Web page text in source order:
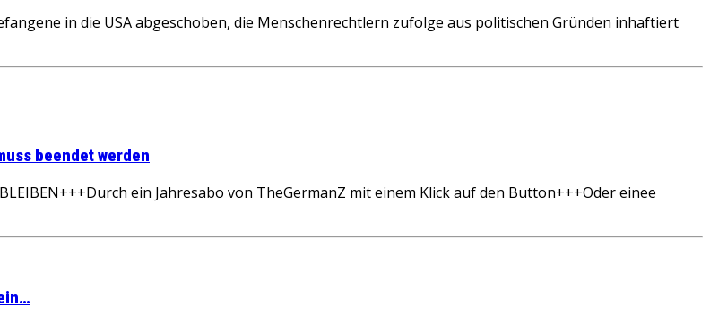
in die USA abgeschoben, die Menschenrechtlern zufolge aus politischen Gründen inhaftiert
beendet werden
ein Jahresabo von TheGermanZ mit einem Klick auf den Button+++Oder einee